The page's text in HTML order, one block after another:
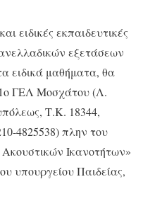
ειδικές εκπαιδευτικές
εξετάσεων
ειδικά μαθήματα, θα
ΓΕΛ Μοσχάτου (Λ.
Τ.Κ. 18344,
4825538) πλην του
Ικανοτήτων»
υπουργείου Παιδείας,